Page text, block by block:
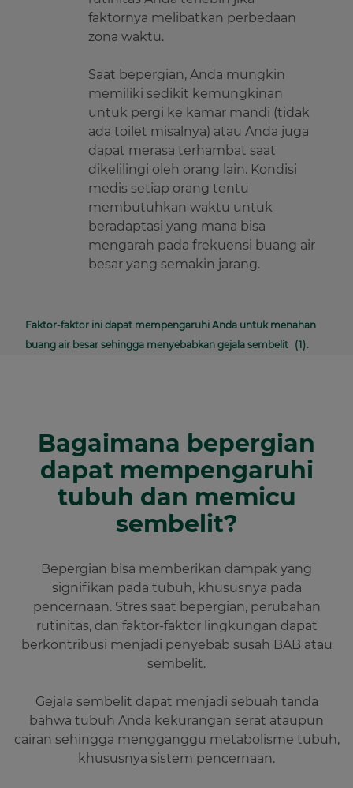
faktornya melibatkan perbedaan
zona waktu.
Saat bepergian, Anda mungkin
memiliki sedikit kemungkinan
untuk pergi ke kamar mandi (tidak
ada toilet misalnya) atau Anda juga
dapat merasa terhambat saat
dikelilingi oleh orang lain. Kondisi
medis setiap orang tentu
membutuhkan waktu untuk
beradaptasi yang mana bisa
mengarah pada frekuensi buang air
besar yang semakin jarang.
Faktor-faktor ini dapat mempengaruhi Anda untuk menahan
buang air besar sehingga menyebabkan gejala sembelit (1).
Bagaimana bepergian
dapat mempengaruhi
tubuh dan memicu
sembelit?
Bepergian bisa memberikan dampak yang
signifikan pada tubuh, khususnya pada
pencernaan. Stres saat bepergian, perubahan
rutinitas, dan faktor-faktor lingkungan dapat
berkontribusi menjadi penyebab susah BAB atau
sembelit.
Gejala sembelit dapat menjadi sebuah tanda
bahwa tubuh Anda kekurangan serat ataupun
cairan sehingga mengganggu metabolisme tubuh,
khususnya sistem pencernaan.